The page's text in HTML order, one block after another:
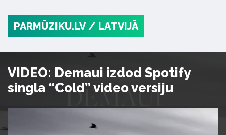
PARMŪZIKU.LV / LATVIJĀ
VIDEO: Demaui izdod Spotify
singla “Cold” video versiju